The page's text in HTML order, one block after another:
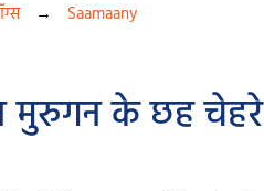
→ Saamaany
मुरुगन के छह चेहरे